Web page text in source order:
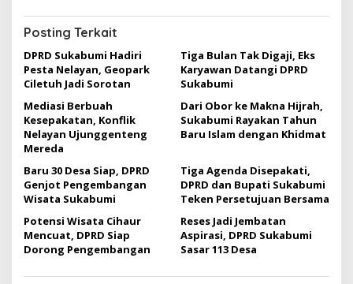
i
g
a
s
i
p
o
s
Posting Terkait
DPRD Sukabumi Hadiri
Pesta Nelayan, Geopark
Ciletuh Jadi Sorotan
Tiga Bulan Tak Digaji, Eks
Karyawan Datangi DPRD
Sukabumi
Mediasi Berbuah
Kesepakatan, Konflik
Nelayan Ujunggenteng
Mereda
Dari Obor ke Makna Hijrah,
Sukabumi Rayakan Tahun
Baru Islam dengan Khidmat
Baru 30 Desa Siap, DPRD
Genjot Pengembangan
Wisata Sukabumi
Tiga Agenda Disepakati,
DPRD dan Bupati Sukabumi
Teken Persetujuan Bersama
Potensi Wisata Cihaur
Mencuat, DPRD Siap
Dorong Pengembangan
Reses Jadi Jembatan
Aspirasi, DPRD Sukabumi
Sasar 113 Desa